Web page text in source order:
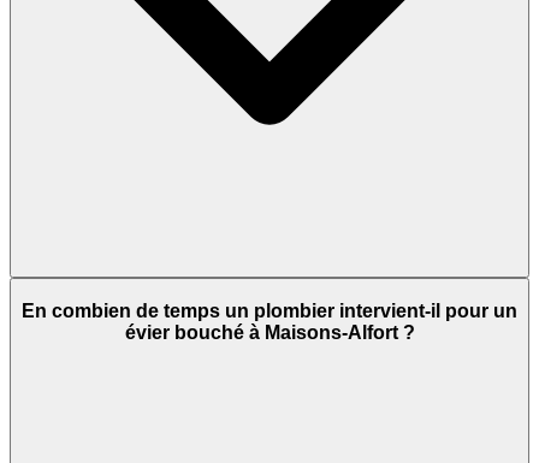
En combien de temps un plombier intervient-il pour un
évier bouché à Maisons-Alfort ?